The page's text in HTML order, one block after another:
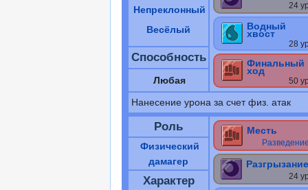
24
Водный
хвост
28
Финальный
ход
50
Непреклонный
Весёлый
Способность
Любая
Нанесение урона за счет физ. атак
Роль Месть
Разгрызание
24
Физический
дамагер
Характер